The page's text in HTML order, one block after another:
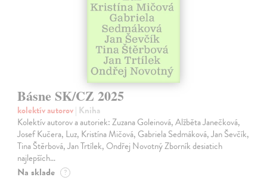
Básne SK/CZ 2025
kolektív autorov| Kniha
Kolektív autorov a autoriek: Zuzana Goleinová, Alžběta Janečková,
Josef Kučera, Luz, Kristína Mičová, Gabriela Sedmáková, Jan Ševčík,
Tina Štěrbová, Jan Trtílek, Ondřej Novotný Zborník desiatich
najlepších…
Na sklade ?